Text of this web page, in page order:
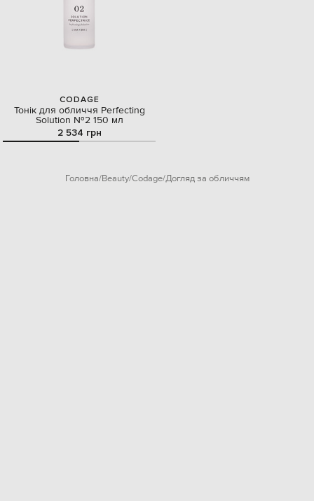
CODAGE
Тонік для обличчя Perfecting
Solution №2 150 мл
2 534 грн
Головна Beauty Codage Догляд за обличчям